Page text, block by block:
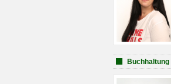
Buchhaltung